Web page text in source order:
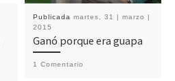
Publicada martes, 31 | marzo |
2015
Ganó porque era guapa
1 Comentario